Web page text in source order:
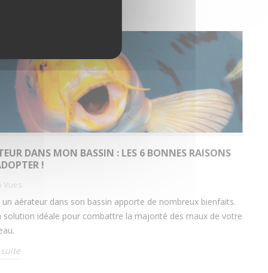
DANS MON BASSIN : LES 6 BONNES RAISONS
!
Vues
un aérateur dans son bassin apporte de nombreux bienfaits.
solution idéale pour combattre la majorité des maux de votre